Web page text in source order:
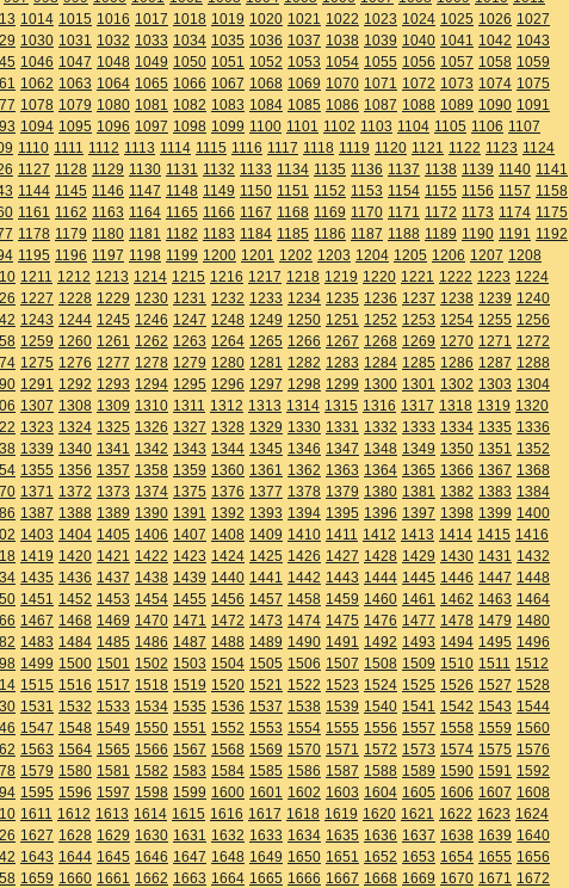
1014 1015 1016 1017 1018 1019 1020 1021 1022 1023 1024 1025 1026 1027
1030 1031 1032 1033 1034 1035 1036 1037 1038 1039 1040 1041 1042 1043
1046 1047 1048 1049 1050 1051 1052 1053 1054 1055 1056 1057 1058 1059
1062 1063 1064 1065 1066 1067 1068 1069 1070 1071 1072 1073 1074 1075
1078 1079 1080 1081 1082 1083 1084 1085 1086 1087 1088 1089 1090 1091
1094 1095 1096 1097 1098 1099 1100 1101 1102 1103 1104 1105 1106 1107
1110 1111 1112 1113 1114 1115 1116 1117 1118 1119 1120 1121 1122 1123 1124
1127 1128 1129 1130 1131 1132 1133 1134 1135 1136 1137 1138 1139 1140 1141
1144 1145 1146 1147 1148 1149 1150 1151 1152 1153 1154 1155 1156 1157 1158
1161 1162 1163 1164 1165 1166 1167 1168 1169 1170 1171 1172 1173 1174 1175
1178 1179 1180 1181 1182 1183 1184 1185 1186 1187 1188 1189 1190 1191 1192
1195 1196 1197 1198 1199 1200 1201 1202 1203 1204 1205 1206 1207 1208
1211 1212 1213 1214 1215 1216 1217 1218 1219 1220 1221 1222 1223 1224
1227 1228 1229 1230 1231 1232 1233 1234 1235 1236 1237 1238 1239 1240
1243 1244 1245 1246 1247 1248 1249 1250 1251 1252 1253 1254 1255 1256
1259 1260 1261 1262 1263 1264 1265 1266 1267 1268 1269 1270 1271 1272
1275 1276 1277 1278 1279 1280 1281 1282 1283 1284 1285 1286 1287 1288
1291 1292 1293 1294 1295 1296 1297 1298 1299 1300 1301 1302 1303 1304
1307 1308 1309 1310 1311 1312 1313 1314 1315 1316 1317 1318 1319 1320
1323 1324 1325 1326 1327 1328 1329 1330 1331 1332 1333 1334 1335 1336
1339 1340 1341 1342 1343 1344 1345 1346 1347 1348 1349 1350 1351 1352
1355 1356 1357 1358 1359 1360 1361 1362 1363 1364 1365 1366 1367 1368
1371 1372 1373 1374 1375 1376 1377 1378 1379 1380 1381 1382 1383 1384
1387 1388 1389 1390 1391 1392 1393 1394 1395 1396 1397 1398 1399 1400
1403 1404 1405 1406 1407 1408 1409 1410 1411 1412 1413 1414 1415 1416
1419 1420 1421 1422 1423 1424 1425 1426 1427 1428 1429 1430 1431 1432
1435 1436 1437 1438 1439 1440 1441 1442 1443 1444 1445 1446 1447 1448
1451 1452 1453 1454 1455 1456 1457 1458 1459 1460 1461 1462 1463 1464
1467 1468 1469 1470 1471 1472 1473 1474 1475 1476 1477 1478 1479 1480
1483 1484 1485 1486 1487 1488 1489 1490 1491 1492 1493 1494 1495 1496
1499 1500 1501 1502 1503 1504 1505 1506 1507 1508 1509 1510 1511 1512
1515 1516 1517 1518 1519 1520 1521 1522 1523 1524 1525 1526 1527 1528
1531 1532 1533 1534 1535 1536 1537 1538 1539 1540 1541 1542 1543 1544
1547 1548 1549 1550 1551 1552 1553 1554 1555 1556 1557 1558 1559 1560
1563 1564 1565 1566 1567 1568 1569 1570 1571 1572 1573 1574 1575 1576
1579 1580 1581 1582 1583 1584 1585 1586 1587 1588 1589 1590 1591 1592
1595 1596 1597 1598 1599 1600 1601 1602 1603 1604 1605 1606 1607 1608
1611 1612 1613 1614 1615 1616 1617 1618 1619 1620 1621 1622 1623 1624
1627 1628 1629 1630 1631 1632 1633 1634 1635 1636 1637 1638 1639 1640
1643 1644 1645 1646 1647 1648 1649 1650 1651 1652 1653 1654 1655 1656
1659 1660 1661 1662 1663 1664 1665 1666 1667 1668 1669 1670 1671 1672